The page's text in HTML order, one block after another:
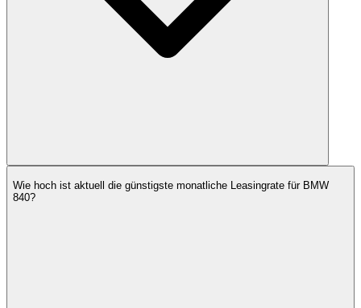
Wie hoch ist aktuell die günstigste monatliche Leasingrate für BMW
840?